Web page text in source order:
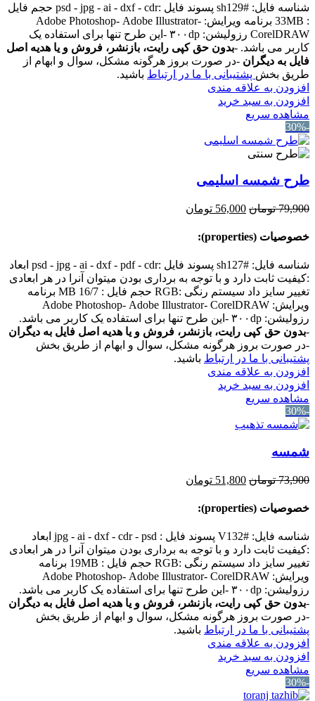
شناسه فایل: #sh129 پسوند فایل :psd - jpg - ai - dxf - cdr حجم فایل
: 33MB برنامه ویرایش: Adobe Photoshop- Adobe Illustrator-
CorelDRAW رزولیشن: ۳۰۰dp -این طرح تنها برای استفاده یک
کاربر می باشد. -بدون حق کپی رایت، بازنشر، فروش و یا هدیه اصل
فایل به دیگران-در صورت بروز هرگونه مشکل، سوال و ابهام از
طریق بخشپشتیبانی با ما در ارتباطباشید.
افزودن به علاقه مندی
افزودن به سبد خرید
مشاهده سریع
-30%
طرح شمسه اسلیمی
79,900 تومان قیمت
79,900 تومان
56,000 تومانقیمت
خصوصیات (properties):
شناسه فایل: #sh127 پسوند فایل :psd - jpg - ai - dxf - pdf - cdr ابعاد
:کیفیت ثابت دارد و با توجه به برداری بودن میتوان آنرا در هر ابعادی
تغییر سایز داد سیستم رنگی :RGB حجم فایل : 16/7 MB برنامه
ویرایش: Adobe Photoshop- Adobe Illustrator- CorelDRAW
رزولیشن: ۳۰۰dp -این طرح تنها برای استفاده یک کاربر می باشد.
-بدون حق کپی رایت، بازنشر، فروش و یا هدیه اصل فایل به دیگران
-در صورت بروز هرگونه مشکل، سوال و ابهام از طریق بخش
پشتیبانی با ما در ارتباطباشید.
افزودن به علاقه مندی
افزودن به سبد خرید
مشاهده سریع
-30%
شمسه
73,900 تومان قیمت
73,900 تومان
51,800 تومانقیمت
خصوصیات (properties):
شناسه فایل: #V132 پسوند فایل : jpg - ai - dxf - cdr - psd ابعاد
:کیفیت ثابت دارد و با توجه به برداری بودن میتوان آنرا در هر ابعادی
تغییر سایز داد سیستم رنگی :RGB حجم فایل : 19MB برنامه
ویرایش: Adobe Photoshop- Adobe Illustrator- CorelDRAW
رزولیشن: ۳۰۰dp -این طرح تنها برای استفاده یک کاربر می باشد.
-بدون حق کپی رایت، بازنشر، فروش و یا هدیه اصل فایل به دیگران
-در صورت بروز هرگونه مشکل، سوال و ابهام از طریق بخش
پشتیبانی با ما در ارتباطباشید.
افزودن به علاقه مندی
افزودن به سبد خرید
مشاهده سریع
-30%